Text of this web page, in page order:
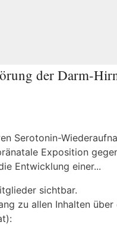
der Darm-
Serotonin-
Exposition
Entwicklung einer...
sichtbar.
zu allen Inhalten